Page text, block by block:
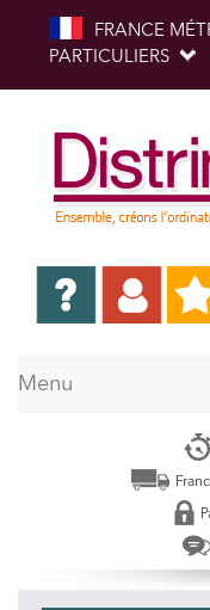
FRANCE
PARTICULIERS
Menu